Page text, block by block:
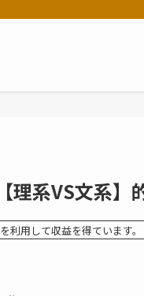
理系VS文系】
用して収益を得ています。